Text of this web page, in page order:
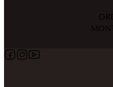
Follow us on Facebook
Follow us on